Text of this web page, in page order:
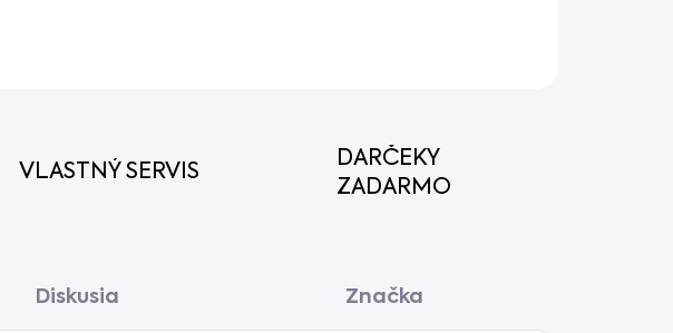
VLASTNÝ SERVIS
DARČEKY
ZADARMO
Diskusia Značka